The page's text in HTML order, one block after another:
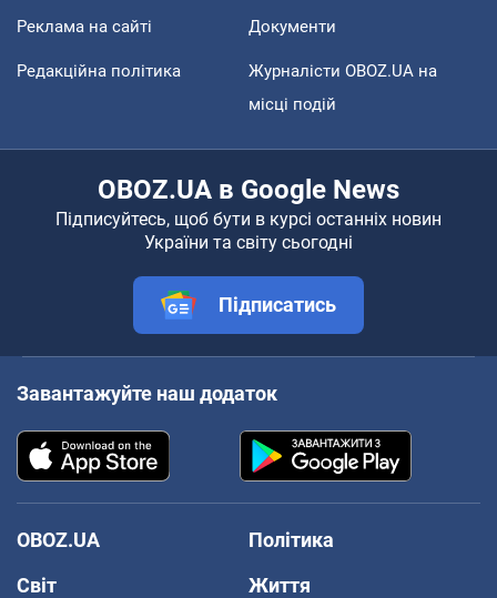
Реклама на сайті Документи
Редакційна політика
Журналісти OBOZ.UA на
місці подій
OBOZ.UA в Google News
Підписуйтесь, щоб бути в курсі останніх новин
України та світу сьогодні
Підписатись
Завантажуйте наш додаток
OBOZ.UA
Політика
Світ
Життя